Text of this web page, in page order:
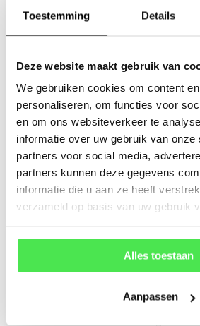
Toestemming Details
Deze website maakt gebruik van
We gebruiken cookies om content
personaliseren, om functies voor
en om ons websiteverkeer te
informatie over uw gebruik van onze
partners voor social media,
partners kunnen deze gegevens
informatie die u aan ze heeft
verzameld op basis van uw gebruik
Alles toestaan
Aanpassen
Aardbei - Fragaria
anannans deep
roze
€3,19